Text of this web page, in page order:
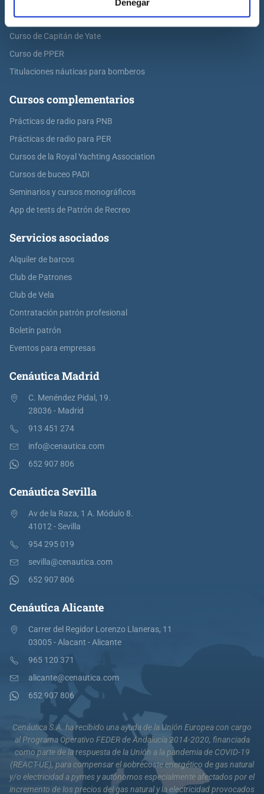
Denegar
Curso de Patrón de Yate
Curso de Capitán de Yate
Curso de PPER
Titulaciones náuticas para bomberos
Cursos complementarios
Prácticas de radio para PNB
Prácticas de radio para PER
Cursos de la Royal Yachting Association
Cursos de buceo PADI
Seminarios y cursos monográficos
App de tests de Patrón de Recreo
Servicios asociados
Alquiler de barcos
Club de Patrones
Club de Vela
Contratación patrón profesional
Boletín patrón
Eventos para empresas
Cenáutica Madrid
C. Menéndez Pidal, 19.
28036 - Madrid
913 451 274
info@cenautica.com
652 907 806
Cenáutica Sevilla
Av de la Raza, 1 A. Módulo 8.
41012 - Sevilla
954 295 019
sevilla@cenautica.com
652 907 806
Cenáutica Alicante
Carrer del Regidor Lorenzo Llaneras, 11
03005 - Alacant - Alicante
965 120 371
alicante@cenautica.com
652 907 806
Cenáutica S.A. ha recibido una ayuda de la Unión Europea con cargo
al Programa Operativo FEDER de Andalucía 2014-2020, financiada
como parte de la respuesta de la Unión a la pandemia de COVID-19
(REACT-UE), para compensar el sobrecoste energético de gas natural
y/o electricidad a pymes y autónomos especialmente afectados por el
incremento de los precios del gas natural y la electricidad provocados